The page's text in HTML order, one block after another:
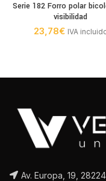
Serie 182 Forro polar
visibilidad
23,78€ IVA
Av. Europa, 19,